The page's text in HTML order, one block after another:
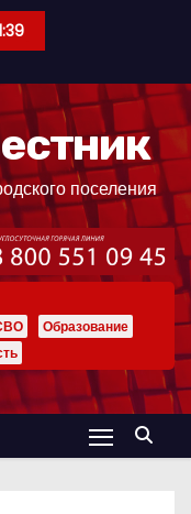
поселения
Образование